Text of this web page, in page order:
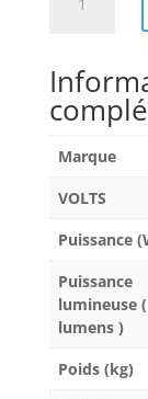
MONET
Marque
VOLTS
Puissance
Puissance
lumineuse (
lumens )
Poids (kg)